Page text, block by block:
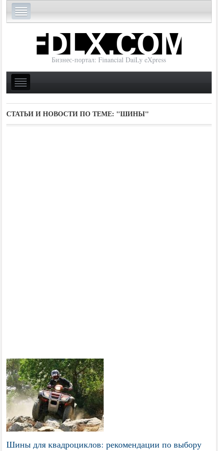
Бизнес-портал: Financial DaiLy eXpress
СТАТЬИ И НОВОСТИ ПО ТЕМЕ: "ШИНЫ"
Шины для квадроциклов: рекомендации по выбору